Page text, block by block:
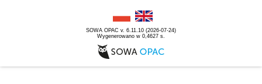
SOWA OPAC v. 6.11.10 (2026-07-24)
Wygenerowano w 0,4627 s.